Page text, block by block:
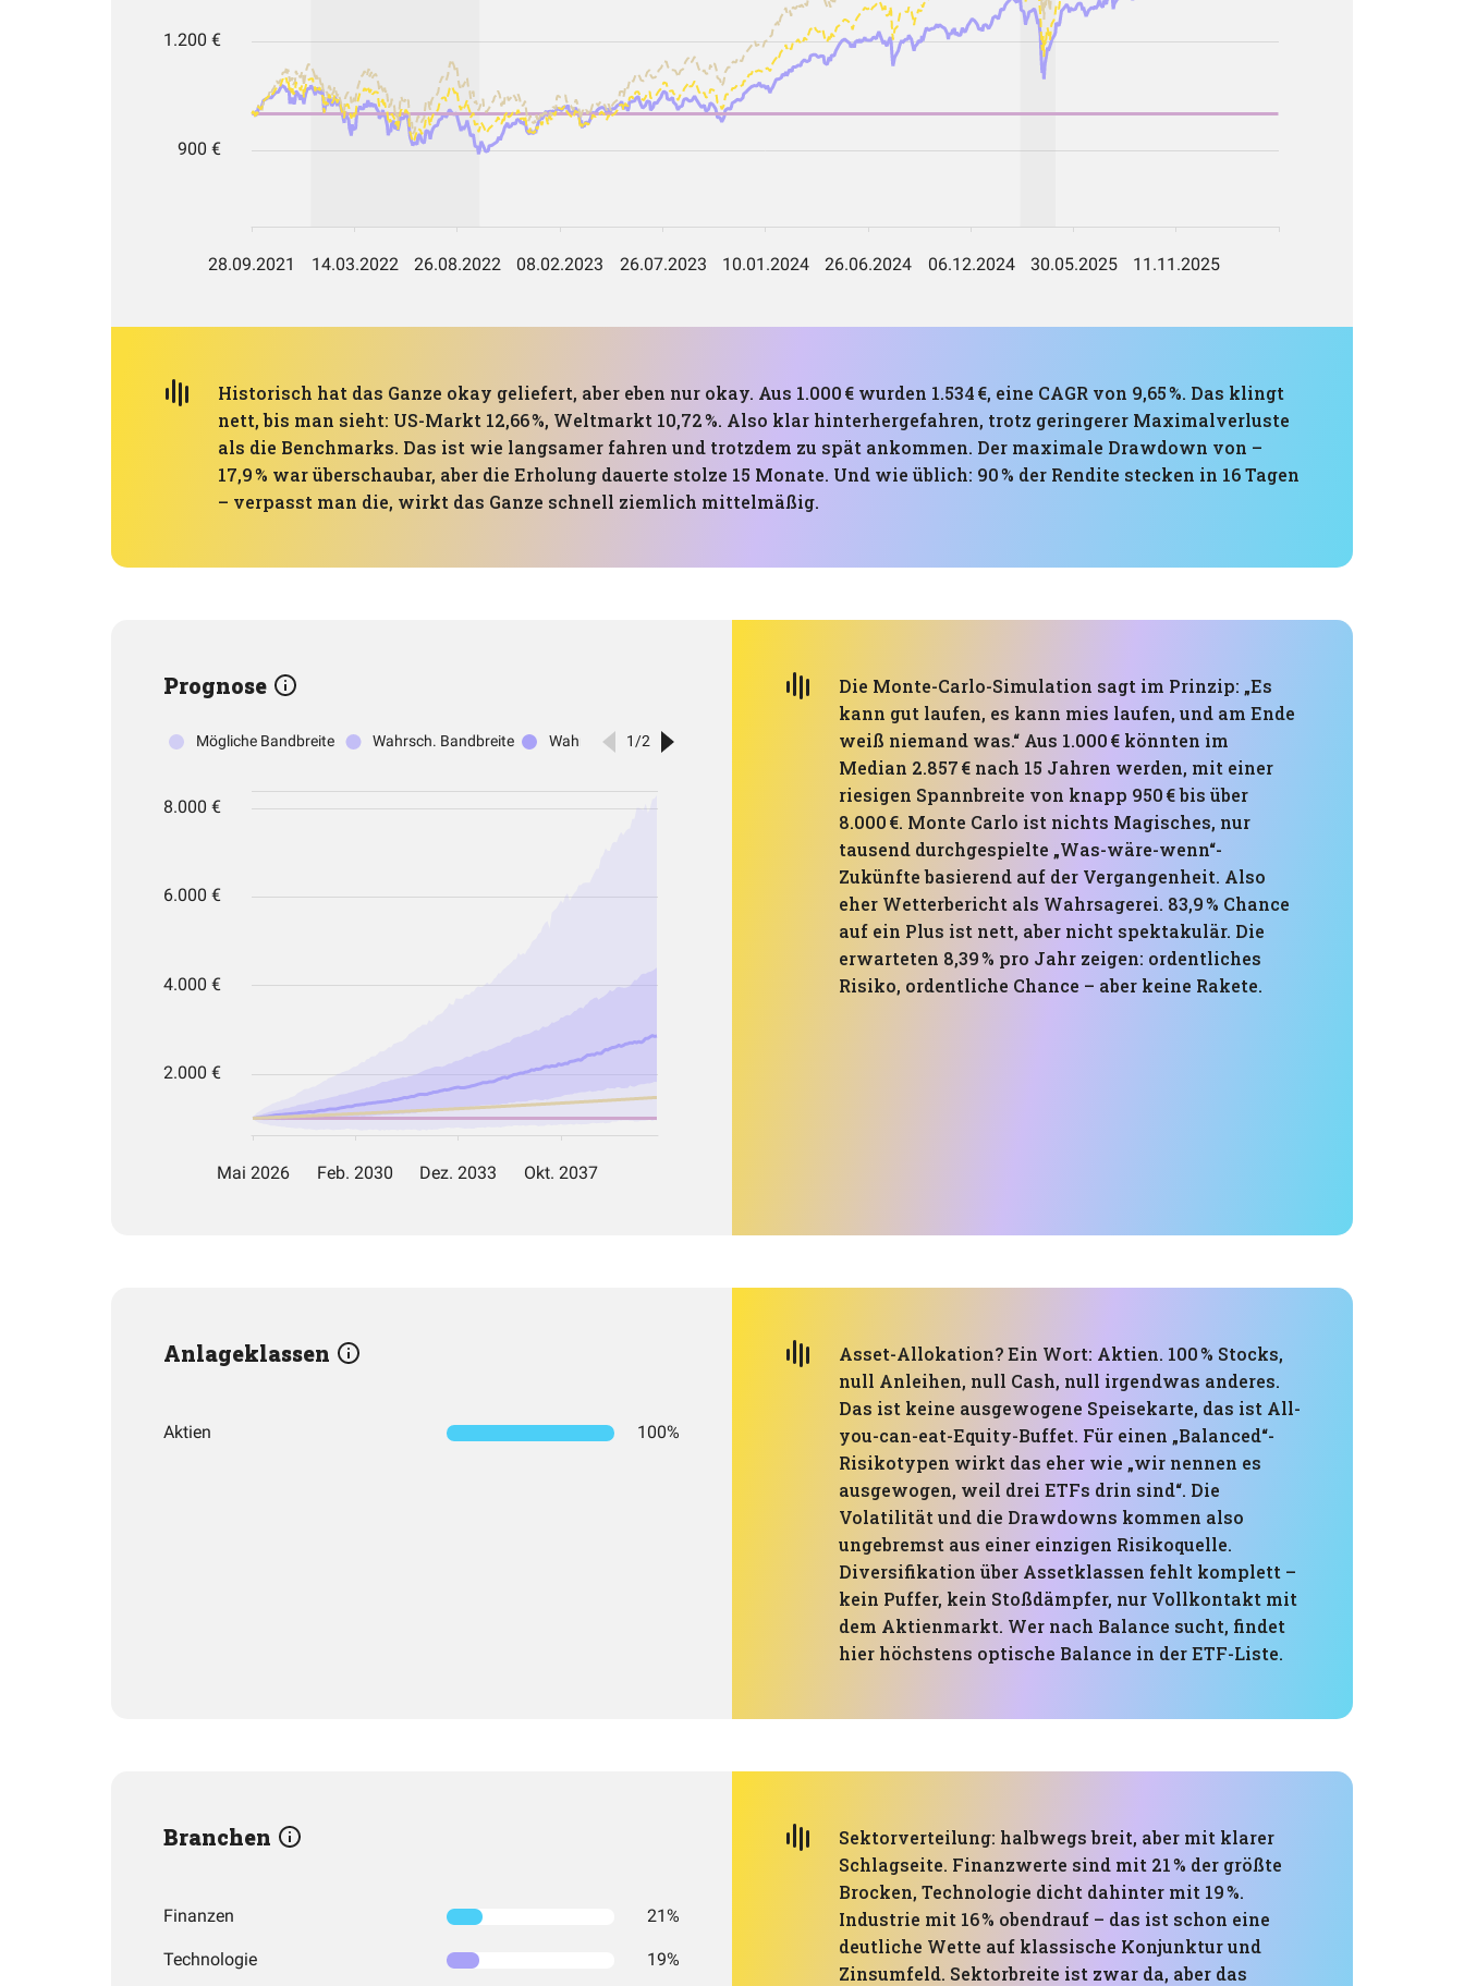
Historisch hat das Ganze okay geliefert, aber eben nur okay. Aus 1.000 € wurden 1.534 €, eine CAGR von 9,65 %. Das klingt
nett, bis man sieht: US-Markt 12,66 %, Weltmarkt 10,72 %. Also klar hinterhergefahren, trotz geringerer Maximalverluste
als die Benchmarks. Das ist wie langsamer fahren und trotzdem zu spät ankommen. Der maximale Drawdown von –
17,9 % war überschaubar, aber die Erholung dauerte stolze 15 Monate. Und wie üblich: 90 % der Rendite stecken in 16 Tagen
– verpasst man die, wirkt das Ganze schnell ziemlich mittelmäßig.
Prognose
Die Monte-Carlo-Simulation sagt im Prinzip: „Es
kann gut laufen, es kann mies laufen, und am Ende
weiß niemand was.“ Aus 1.000 € könnten im
Median 2.857 € nach 15 Jahren werden, mit einer
riesigen Spannbreite von knapp 950 € bis über
8.000 €. Monte Carlo ist nichts Magisches, nur
tausend durchgespielte „Was-wäre-wenn“-
Zukünfte basierend auf der Vergangenheit. Also
eher Wetterbericht als Wahrsagerei. 83,9 % Chance
auf ein Plus ist nett, aber nicht spektakulär. Die
erwarteten 8,39 % pro Jahr zeigen: ordentliches
Risiko, ordentliche Chance – aber keine Rakete.
Anlageklassen
Aktien 100%
Asset-Allokation? Ein Wort: Aktien. 100 % Stocks,
null Anleihen, null Cash, null irgendwas anderes.
Das ist keine ausgewogene Speisekarte, das ist All-
you-can-eat-Equity-Buffet. Für einen „Balanced“-
Risikotypen wirkt das eher wie „wir nennen es
ausgewogen, weil drei ETFs drin sind“. Die
Volatilität und die Drawdowns kommen also
ungebremst aus einer einzigen Risikoquelle.
Diversifikation über Assetklassen fehlt komplett –
kein Puffer, kein Stoßdämpfer, nur Vollkontakt mit
dem Aktienmarkt. Wer nach Balance sucht, findet
hier höchstens optische Balance in der ETF-Liste.
Branchen
Finanzen 21%
Technologie 19%
Sektorverteilung: halbwegs breit, aber mit klarer
Schlagseite. Finanzwerte sind mit 21 % der größte
Brocken, Technologie dicht dahinter mit 19 %.
Industrie mit 16 % obendrauf – das ist schon eine
deutliche Wette auf klassische Konjunktur und
Zinsumfeld. Sektorbreite ist zwar da, aber das